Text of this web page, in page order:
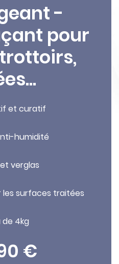
-
pour
et curatif
humidité
verglas
les surfaces traitées
de 4kg
€